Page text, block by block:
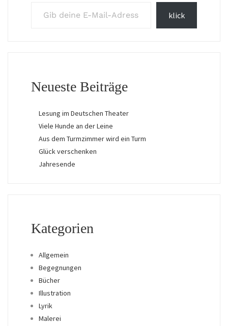
klick
Neueste Beiträge
Lesung im Deutschen Theater
Viele Hunde an der Leine
Aus dem Turmzimmer wird ein Turm
Glück verschenken
Jahresende
Kategorien
Allgemein
Begegnungen
Bücher
Illustration
Lyrik
Malerei